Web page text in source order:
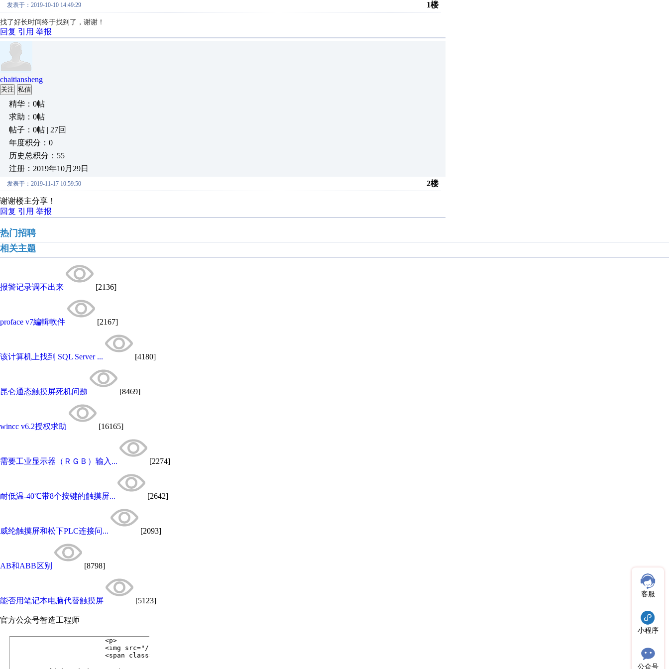
发表于：2019-10-10 14:49:29 1楼
找了好长时间终于找到了，谢谢！
回复 引用 举报
chaitiansheng
关注 私信
精华：0帖
求助：0帖
帖子：0帖 | 27回
年度积分：0
历史总积分：55
注册：2019年10月29日
发表于：2019-11-17 10:59:50 2楼
谢谢楼主分享！
回复 引用 举报
热门招聘
相关主题
报警记录调不出来 [2136]
proface v7編輯軟件 [2167]
该计算机上找到 SQL Server ... [4180]
昆仑通态触摸屏死机问题 [8469]
wincc v6.2授权求助 [16165]
需要工业显示器（ＲＧＢ）输入... [2274]
耐低温-40℃带8个按键的触摸屏... [2642]
威纶触摸屏和松下PLC连接问... [2093]
AB和ABB区别 [8798]
能否用笔记本电脑代替触摸屏 [5123]
官方公众号智造工程师
客服
小程序
公众号